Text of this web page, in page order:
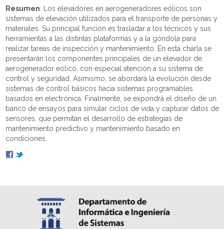
Resumen: Los elevadores en aerogeneradores eólicos son
sistemas de elevación utilizados para el transporte de personas y
materiales. Su principal función es trasladar a los técnicos y sus
herramientas a las distintas plataformas y a la góndola para
realizar tareas de inspección y mantenimiento. En esta charla se
presentarán los componentes principales de un elevador de
aerogenerador eólico, con especial atención a su sistema de
control y seguridad. Asimismo, se abordará la evolución desde
sistemas de control básicos hacia sistemas programables
basados en electrónica. Finalmente, se expondrá el diseño de un
banco de ensayos para simular ciclos de vida y capturar datos de
sensores, que permitan el desarrollo de estrategias de
mantenimiento predictivo y mantenimiento basado en
condiciones.